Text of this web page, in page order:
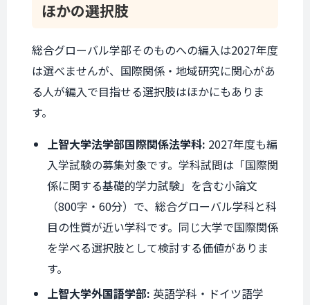
ほかの選択肢
総合グローバル学部そのものへの編入は2027年度
は選べませんが、国際関係・地域研究に関心があ
る人が編入で目指せる選択肢はほかにもありま
す。
上智大学法学部国際関係法学科: 2027年度も編
入学試験の募集対象です。学科試問は「国際関
係に関する基礎的学力試験」を含む小論文
（800字・60分）で、総合グローバル学科と科
目の性質が近い学科です。同じ大学で国際関係
を学べる選択肢として検討する価値がありま
す。
上智大学外国語学部: 英語学科・ドイツ語学